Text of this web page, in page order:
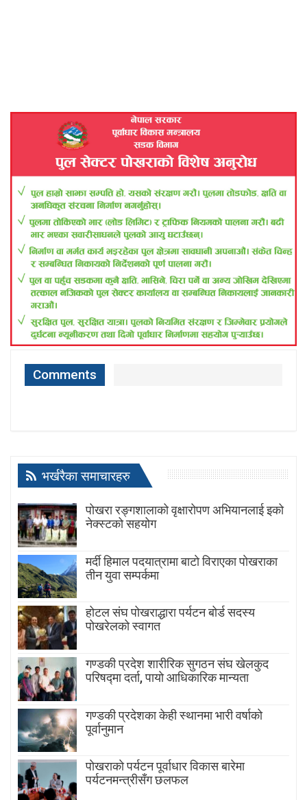
Comments
भर्खरैका समाचारहरु
पोखरा रङ्गशालाको वृक्षारोपण अभियानलाई इको
नेक्स्टको सहयोग
मर्दी हिमाल पदयात्रामा बाटाे विराएका पाेखराका
तीन युवा सम्पर्कमा
होटल संघ पोखराद्धारा पर्यटन बोर्ड सदस्य
पोखरेलको स्वागत
गण्डकी प्रदेश शारीरिक सुगठन संघ खेलकुद
परिषद्मा दर्ता, पायाे आधिकारिक मान्यता
गण्डकी प्रदेशका केही स्थानमा भारी वर्षाको
पूर्वानुमान
पाेखराकाे पर्यटन पूर्वाधार विकास बारेमा
पर्यटनमन्त्रीसँग छलफल